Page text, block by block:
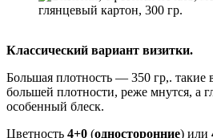
Классический вариант визитки.
Большая плотность — 350 гр,. такие
большей плотности, реже мнутся, а
особенный блеск.
Цветность 4+0 (односторонние) или